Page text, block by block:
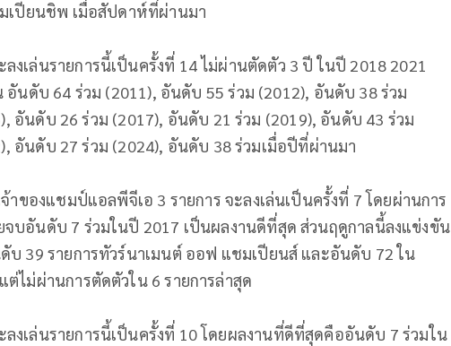
เปียนชิพ เมื่อสัปดาห์ที่ผ่านมา
งเล่นรายการนี้เป็นครั้งที่ 14 ไม่ผ่านตัดตัว 3 ปี ในปี 2018 2021
อันดับ 64 ร่วม (2011), อันดับ 55 ร่วม (2012), อันดับ 38 ร่วม
อันดับ 26 ร่วม (2017), อันดับ 21 ร่วม (2019), อันดับ 43 ร่วม
อันดับ 27 ร่วม (2024), อันดับ 38 ร่วมเมื่อปีที่ผ่านมา
าของแชมป์แอลพีจีเอ 3 รายการ จะลงเล่นเป็นครั้งที่ 7 โดยผ่านการ
บอันดับ 7 ร่วมในปี 2017 เป็นผลงานดีที่สุด ส่วนฤดูกาลนี้ลงแข่งขัน
บ 39 รายการทัวร์นาเมนต์ ออฟ แชมเปียนส์ และอันดับ 72 ใน
ไม่ผ่านการตัดตัวใน 6 รายการล่าสุด
งเล่นรายการนี้เป็นครั้งที่ 10 โดยผลงานที่ดีที่สุดคืออันดับ 7 ร่วมใน